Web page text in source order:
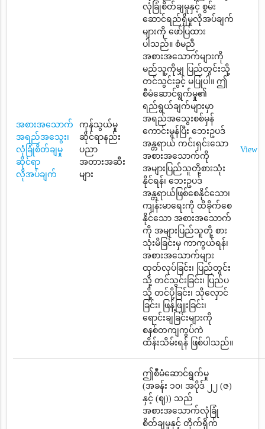
အစားအသောက်
အရည်အသွေး၊
လုံခြုံစိတ်ချမှု
ဆိုင်ရာ
လိုအပ်ချက်
ကုန်သွယ်မှု
ဆိုင်ရာနည်း
ပညာ
အတားအဆီး
များ
လုံခြုံစိတ်ချမှုနှင့် စွမ်း
ဆောင်ရည်ရှိမှုလိုအပ်ချက်
များကို ဖော်ပြထား
ပါသည်။ စံမညီ
အစားအသောက်များကို
မည်သူ့ကိုမျှ ပြည်တွင်းသို့
တင်သွင်းခွင့် မပြုပါ။ ဤ
စီမံဆောင်ရွက်မှု၏
ရည်ရွယ်ချက်များမှာ
အရည်အသွေးစစ်မှန်
ကောင်းမွန်ပြီး ဘေးဥပဒ်
အန္တရာယ် ကင်းရှင်းသော
အစားအသောက်ကို
အများပြည်သူတို့စားသုံး
နိုင်ရန်၊ ဘေးဥပဒ်
အန္တရာယ်ဖြစ်စေနိုင်သော၊
ကျန်းမာရေးကို ထိခိုက်စေ
နိုင်သော အစားအသောက်
ကို အများပြည်သူတို့ စား
သုံးမိခြင်းမှ ကာကွယ်ရန်၊
အစားအသောက်များ
ထုတ်လုပ်ခြင်း၊ ပြည်တွင်း
သို့ တင်သွင်းခြင်း၊ ပြည်ပ
သို့ တင်ပို့ခြင်း၊ သိုလှောင်
ခြင်း၊ ဖြန့်ဖြူးခြင်း၊
ရောင်းချခြင်းများကို
စနစ်တကျကွပ်ကဲ
ထိန်းသိမ်းရန် ဖြစ်ပါသည်။
View
ဤစီမံဆောင်ရွက်မှု
(အခန်း ၁၀၊ အပိုဒ် ၂၂ (ဇ)
နှင့် (ဈ)) သည်
အစားအသောက်လုံခြုံ
စိတ်ချမှုနှင့် တိုက်ရိုက်